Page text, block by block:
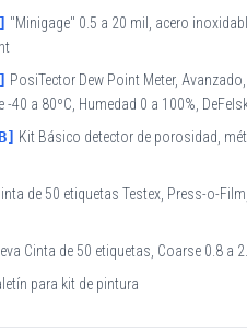
"Minigage" 0.5 a 20 mil, acero
PosiTector Dew Point Meter,
-40 a 80ºC, Humedad 0 a 100%,
Kit Básico detector de porosidad,
de 50 etiquetas Testex, Press-o-
Cinta de 50 etiquetas, Coarse 0.8 a
para kit de pintura